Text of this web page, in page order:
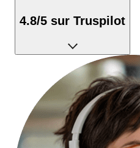
4.8/5 sur Truspilot
+50 000 avis témoignent
satisfaction.